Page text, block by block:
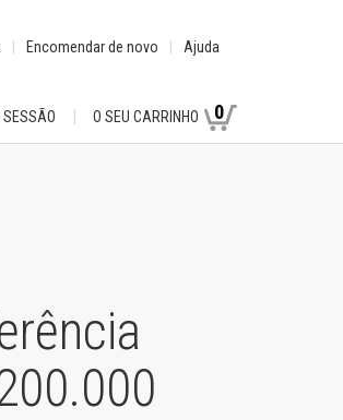
Encomendar de novo Ajuda
O SEU CARRINHO 0